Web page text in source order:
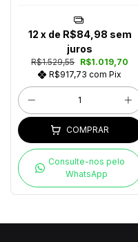
R$1.529,55 R$1.019,70
R$917,73com Pix
12 x de R$84,98 sem
juros
COMPRAR
Consulte-nos pelo
WhatsApp